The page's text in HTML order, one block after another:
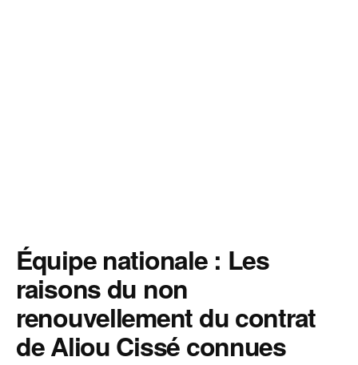
Équipe nationale : Les
raisons du non
renouvellement du contrat
de Aliou Cissé connues